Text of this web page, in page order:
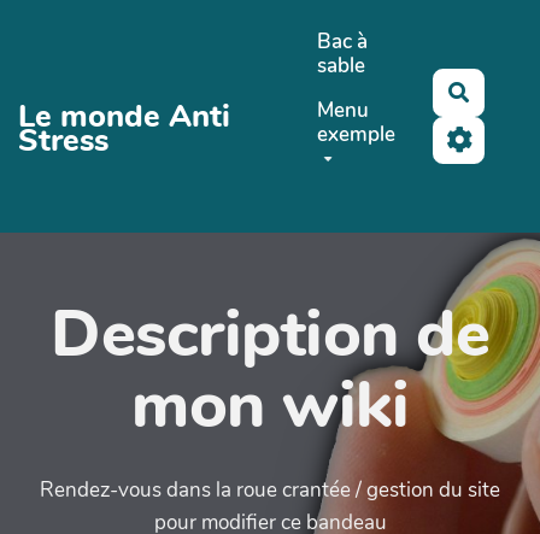
Le monde Anti
Stress
Bac à
sable
Menu
exemple
Description de
mon wiki
Rendez-vous dans la roue crantée / gestion du site
pour modifier ce bandeau